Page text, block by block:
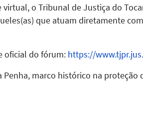
o Tribunal de Justiça do
que atuam diretamente
oficial do fórum: https://
Penha, marco histórico na